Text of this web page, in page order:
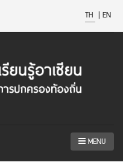
TH | EN
MENU